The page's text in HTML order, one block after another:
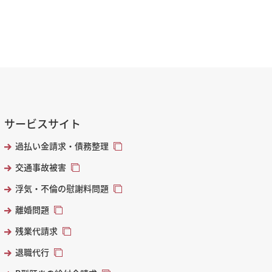
サービスサイト
過払い金請求・債務整理
交通事故被害
浮気・不倫の慰謝料問題
離婚問題
残業代請求
退職代行